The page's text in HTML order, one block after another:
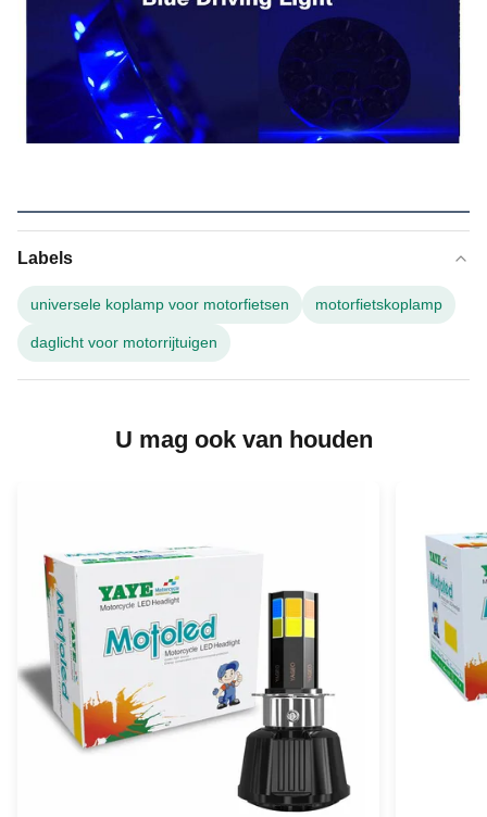
Labels
universele koplamp voor motorfietsen motorfietskoplamp
daglicht voor motorrijtuigen
U mag ook van houden